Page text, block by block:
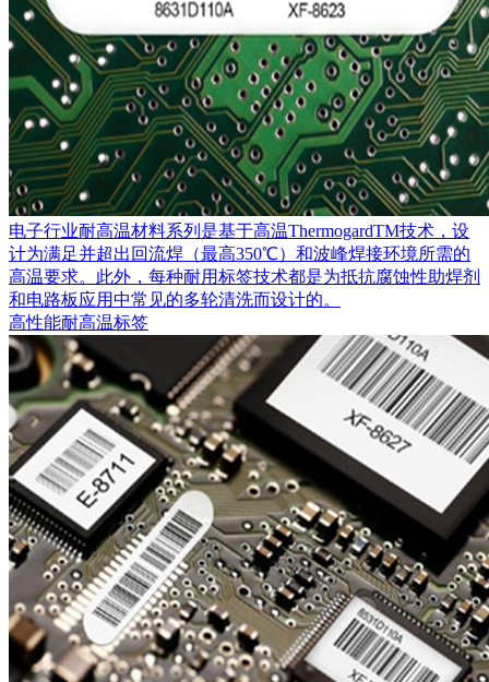
电子行业耐高温材料系列是基于高温ThermogardTM技术，设
计为满足并超出回流焊（最高350℃）和波峰焊接环境所需的
高温要求。此外，每种耐用标签技术都是为抵抗腐蚀性助焊剂
和电路板应用中常见的多轮清洗而设计的。
高性能耐高温标签